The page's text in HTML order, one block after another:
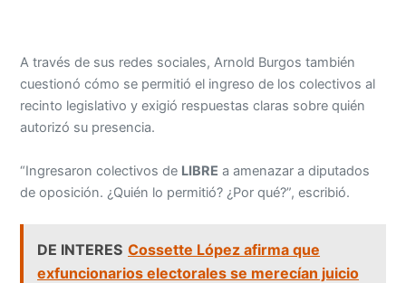
A través de sus redes sociales, Arnold Burgos también
cuestionó cómo se permitió el ingreso de los colectivos al
recinto legislativo y exigió respuestas claras sobre quién
autorizó su presencia.
“Ingresaron colectivos de LIBRE a amenazar a diputados
de oposición. ¿Quién lo permitió? ¿Por qué?”, escribió.
DE INTERES Cossette López afirma que
exfuncionarios electorales se merecían juicio